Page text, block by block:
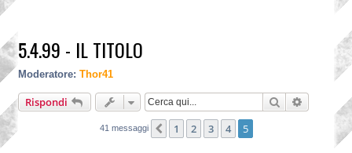
5.4.99 - IL TITOLO
Moderatore: Thor41
Rispondi Cerca Ricerca
41 messaggi Precedente
1 2 3 4 5